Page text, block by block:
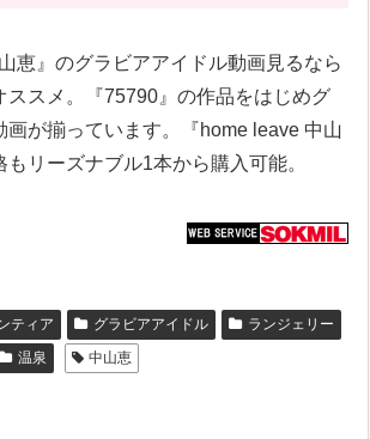
恵』のグラビアアイドル動画見るなら
ススメ。『75790』の作品をはじめグ
画が揃っています。『home leave 中山
リーズナブル1本から購入可能。
ティア グラビアアイドル
ランジェリー
温泉 中山恵